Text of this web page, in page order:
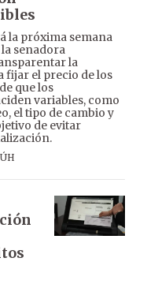
la próxima semana
senadora
la
fijar el precio de los
que los
variables, como
el tipo de cambio y
de evitar